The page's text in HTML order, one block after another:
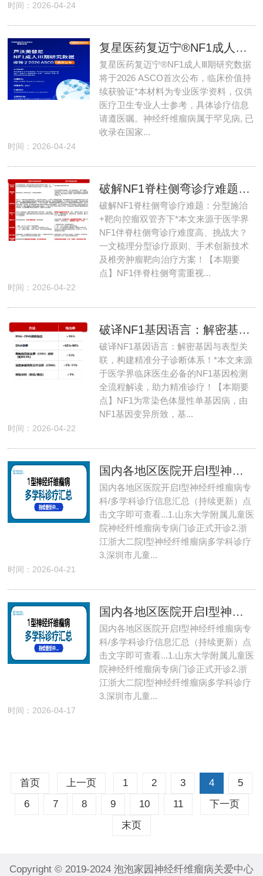
时间：2026-04-24
复星医药复迈宁®NF1成人Ⅲ期研究数据将于2026 ASCO首次公布
复星医药复迈宁®NF1成人Ⅲ期研究数据
将于2026 ASCO首次公布，临床价值持
续获验证*本材料为专业医学资料，仅供
医疗卫生专业人士参考，具体诊疗信息
请遵医嘱。神经纤维瘤病属于罕见病, 已
收录在国家...
时间：2026-04-24
破解NF1脊柱侧弯诊疗难题：分型施治+靶向控瘤双管齐下
破解NF1脊柱侧弯诊疗难题：分型施治
+靶向控瘤双管齐下*本文来源于医学界
NF1伴脊柱侧弯诊疗难度高、挑战大？
一文梳理分型诊疗原则、手术创新技术
及椎旁肿瘤靶向治疗方案！【本期要
点】NF1伴脊柱侧弯需重视...
时间：2026-04-22
破译NF1基因语言：解密基因与表型关联，构建精准分子诊断体系！
破译NF1基因语言：解密基因与表型关
联，构建精准分子诊断体系！*本文来源
于医学界临床医生必备的NF1基因检测
全流程解读，助力精准诊疗！【本期要
点】NF1为常染色体显性单基因病，由
NF1基因变异所致，基...
时间：2026-04-22
国内各地区医院开启Ⅰ型神经纤维瘤病专科/多学科诊疗信息汇总（持续更新）
国内各地区医院开启Ⅰ型神经纤维瘤病专
科/多学科诊疗信息汇总（持续更新）点
击文字即可查看...1.山东大学附属儿童医
院神经纤维瘤病专病门诊正式开诊2.浙
江浙大二院Ⅰ型神经纤维瘤病多学科诊疗
3.深圳市儿童...
时间：2026-04-21
国内各地区医院开启Ⅰ型神经纤维瘤病专科/多学科诊疗信息汇总（持续更新）
国内各地区医院开启Ⅰ型神经纤维瘤病专
科/多学科诊疗信息汇总（持续更新）点
击文字即可查看...1.山东大学附属儿童医
院神经纤维瘤病专病门诊正式开诊2.浙
江浙大二院Ⅰ型神经纤维瘤病多学科诊疗
3.深圳市儿童...
时间：2026-04-17
首页 上一页 1 2 3 4
5
6
7 8 9 10 11
下一页
末页
Copyright © 2019-2024 泡泡家园神经纤维瘤病关爱中心